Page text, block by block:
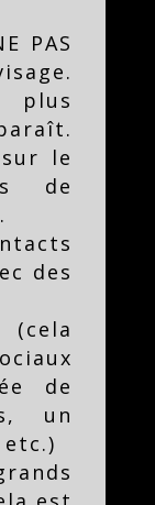
PAS
plus
le
de
des
de
un